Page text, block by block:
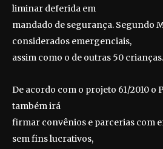
liminar deferida em
mandado de segurança. Segundo
considerados emergenciais,
assim como o de outras 50 crianças.
De acordo com o projeto 61/2010 o
também irá
firmar convênios e parcerias com
sem fins lucrativos,